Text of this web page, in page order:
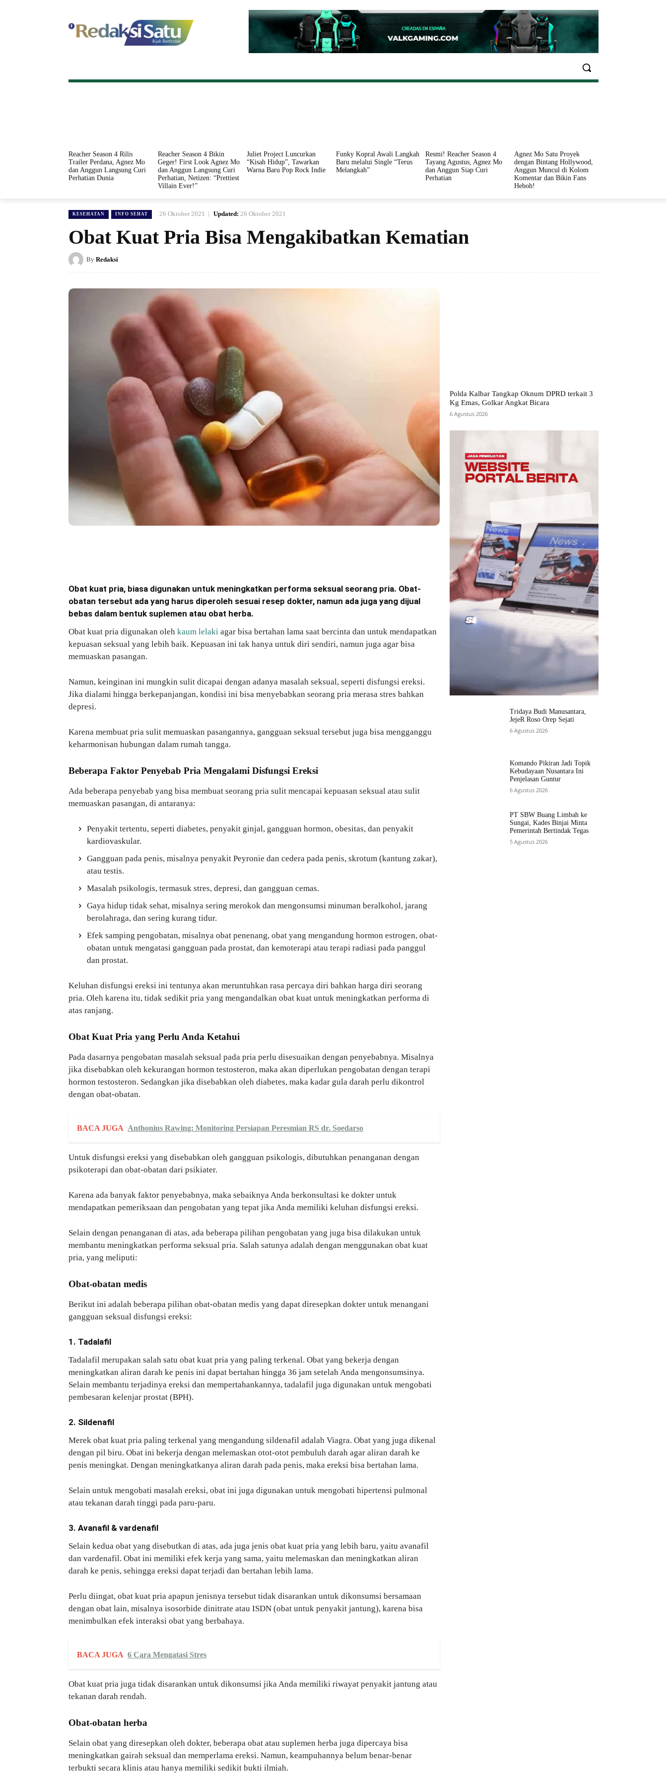
INFO SEHAT
Reacher Season 4 Rilis
Trailer Perdana, Agnez Mo
dan Anggun Langsung Curi
Perhatian Dunia
Reacher Season 4 Bikin
Geger! First Look Agnez Mo
dan Anggun Langsung Curi
Perhatian, Netizen: “Prettiest
Villain Ever!”
Juliet Project Luncurkan
“Kisah Hidup”, Tawarkan
Warna Baru Pop Rock Indie
Funky Kopral Awali Langkah
Baru melalui Single “Terus
Melangkah”
Resmi! Reacher Season 4
Tayang Agustus, Agnez Mo
dan Anggun Siap Curi
Perhatian
Agnez Mo Satu Proyek
dengan Bintang Hollywood,
Anggun Muncul di Kolom
Komentar dan Bikin Fans
Heboh!
KESEHATAN INFO SEHAT 26 Oktober 2021 Updated: 26 Oktober 2021
Obat Kuat Pria Bisa Mengakibatkan Kematian
By Redaksi
Obat kuat pria, biasa digunakan untuk meningkatkan performa seksual seorang pria. Obat-
obatan tersebut ada yang harus diperoleh sesuai resep dokter, namun ada juga yang dijual
bebas dalam bentuk suplemen atau obat herba.
Obat kuat pria digunakan oleh kaum lelaki agar bisa bertahan lama saat bercinta dan untuk mendapatkan
kepuasan seksual yang lebih baik. Kepuasan ini tak hanya untuk diri sendiri, namun juga agar bisa
memuaskan pasangan.
Namun, keinginan ini mungkin sulit dicapai dengan adanya masalah seksual, seperti disfungsi ereksi.
Jika dialami hingga berkepanjangan, kondisi ini bisa menyebabkan seorang pria merasa stres bahkan
depresi.
Karena membuat pria sulit memuaskan pasangannya, gangguan seksual tersebut juga bisa mengganggu
keharmonisan hubungan dalam rumah tangga.
Beberapa Faktor Penyebab Pria Mengalami Disfungsi Ereksi
Ada beberapa penyebab yang bisa membuat seorang pria sulit mencapai kepuasan seksual atau sulit
memuaskan pasangan, di antaranya:
Penyakit tertentu, seperti diabetes, penyakit ginjal, gangguan hormon, obesitas, dan penyakit
kardiovaskular.
Gangguan pada penis, misalnya penyakit Peyronie dan cedera pada penis, skrotum (kantung zakar),
atau testis.
Masalah psikologis, termasuk stres, depresi, dan gangguan cemas.
Gaya hidup tidak sehat, misalnya sering merokok dan mengonsumsi minuman beralkohol, jarang
berolahraga, dan sering kurang tidur.
Efek samping pengobatan, misalnya obat penenang, obat yang mengandung hormon estrogen, obat-
obatan untuk mengatasi gangguan pada prostat, dan kemoterapi atau terapi radiasi pada panggul
dan prostat.
Keluhan disfungsi ereksi ini tentunya akan meruntuhkan rasa percaya diri bahkan harga diri seorang
pria. Oleh karena itu, tidak sedikit pria yang mengandalkan obat kuat untuk meningkatkan performa di
atas ranjang.
Obat Kuat Pria yang Perlu Anda Ketahui
Pada dasarnya pengobatan masalah seksual pada pria perlu disesuaikan dengan penyebabnya. Misalnya
jika disebabkan oleh kekurangan hormon testosteron, maka akan diperlukan pengobatan dengan terapi
hormon testosteron. Sedangkan jika disebabkan oleh diabetes, maka kadar gula darah perlu dikontrol
dengan obat-obatan.
BACA JUGA Anthonius Rawing: Monitoring Persiapan Peresmian RS dr. Soedarso
Untuk disfungsi ereksi yang disebabkan oleh gangguan psikologis, dibutuhkan penanganan dengan
psikoterapi dan obat-obatan dari psikiater.
Karena ada banyak faktor penyebabnya, maka sebaiknya Anda berkonsultasi ke dokter untuk
mendapatkan pemeriksaan dan pengobatan yang tepat jika Anda memiliki keluhan disfungsi ereksi.
Selain dengan penanganan di atas, ada beberapa pilihan pengobatan yang juga bisa dilakukan untuk
membantu meningkatkan performa seksual pria. Salah satunya adalah dengan menggunakan obat kuat
pria, yang meliputi:
Obat-obatan medis
Berikut ini adalah beberapa pilihan obat-obatan medis yang dapat diresepkan dokter untuk menangani
gangguan seksual disfungsi ereksi:
1. Tadalafil
Tadalafil merupakan salah satu obat kuat pria yang paling terkenal. Obat yang bekerja dengan
meningkatkan aliran darah ke penis ini dapat bertahan hingga 36 jam setelah Anda mengonsumsinya.
Selain membantu terjadinya ereksi dan mempertahankannya, tadalafil juga digunakan untuk mengobati
pembesaran kelenjar prostat (BPH).
2. Sildenafil
Merek obat kuat pria paling terkenal yang mengandung sildenafil adalah Viagra. Obat yang juga dikenal
dengan pil biru. Obat ini bekerja dengan melemaskan otot-otot pembuluh darah agar aliran darah ke
penis meningkat. Dengan meningkatkanya aliran darah pada penis, maka ereksi bisa bertahan lama.
Selain untuk mengobati masalah ereksi, obat ini juga digunakan untuk mengobati hipertensi pulmonal
atau tekanan darah tinggi pada paru-paru.
3. Avanafil & vardenafil
Selain kedua obat yang disebutkan di atas, ada juga jenis obat kuat pria yang lebih baru, yaitu avanafil
dan vardenafil. Obat ini memiliki efek kerja yang sama, yaitu melemaskan dan meningkatkan aliran
darah ke penis, sehingga ereksi dapat terjadi dan bertahan lebih lama.
Perlu diingat, obat kuat pria apapun jenisnya tersebut tidak disarankan untuk dikonsumsi bersamaan
dengan obat lain, misalnya isosorbide dinitrate atau ISDN (obat untuk penyakit jantung), karena bisa
menimbulkan efek interaksi obat yang berbahaya.
BACA JUGA 6 Cara Mengatasi Stres
Obat kuat pria juga tidak disarankan untuk dikonsumsi jika Anda memiliki riwayat penyakit jantung atau
tekanan darah rendah.
Obat-obatan herba
Selain obat yang diresepkan oleh dokter, beberapa obat atau suplemen herba juga dipercaya bisa
meningkatkan gairah seksual dan memperlama ereksi. Namun, keampuhannya belum benar-benar
terbukti secara klinis atau hanya memiliki sedikit bukti ilmiah.
Polda Kalbar Tangkap Oknum DPRD terkait 3
Kg Emas, Golkar Angkat Bicara
6 Agustus 2026
Tridaya Budi Manusantara,
JejeR Roso Orep Sejati
6 Agustus 2026
Komando Pikiran Jadi Topik
Kebudayaan Nusantara Ini
Penjelasan Guntur
6 Agustus 2026
PT SBW Buang Limbah ke
Sungai, Kades Binjai Minta
Pemerintah Bertindak Tegas
5 Agustus 2026